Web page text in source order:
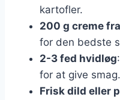
kartofler.
200 g creme
for den bedste
2-3 fed hvidløg
for at give smag.
Frisk dild eller